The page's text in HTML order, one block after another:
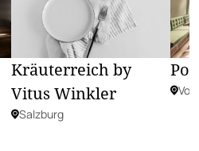
Kräuterreich by
Vitus Winkler
Salzburg